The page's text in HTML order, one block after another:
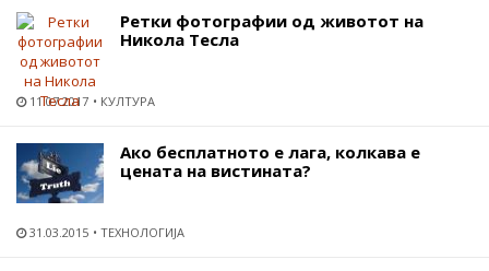
Ретки фотографии од животот на
Никола Тесла
11.07.2017 КУЛТУРА
Ако бесплатното е лага, колкава е
цената на вистината?
31.03.2015 ТЕХНОЛОГИЈА